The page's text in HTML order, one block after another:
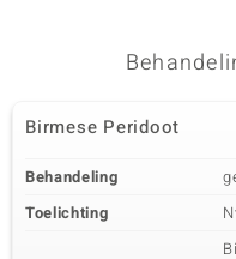
Birmese Peridoot
Behandeling
Toelichting